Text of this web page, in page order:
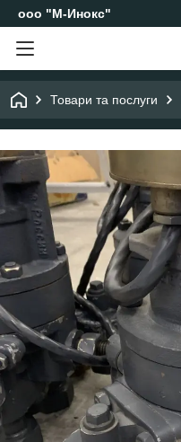
ооо "М-Инокс"
Товари та послуги